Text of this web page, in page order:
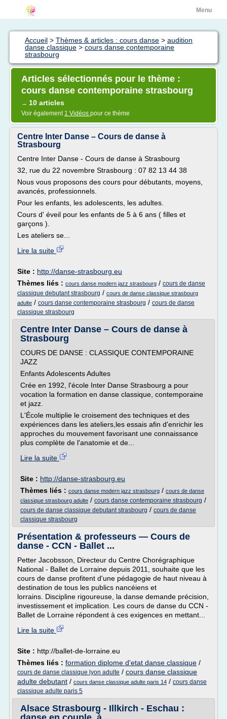
Menu
Accueil > Thèmes & articles : cours danse > audition
danse classique > cours danse contemporaine
strasbourg
Articles sélectionnés pour le thème :
cours danse contemporaine strasbourg
→ 10 articles
Voir également 1 Vidéos pour ce thème
Centre Inter Danse – Cours de danse à
Strasbourg
Centre Inter Danse - Cours de danse à Strasbourg
32, rue du 22 novembre Strasbourg : 07 82 13 44 38
Nous vous proposons des cours pour débutants, moyens,
avancés, professionnels.
Pour les enfants, les adolescents, les adultes.
Cours d' éveil pour les enfants de 5 à 6 ans ( filles et
garçons ).
Les ateliers se...
Lire la suite
Site : http://danse-strasbourg.eu
Thèmes liés : cours danse modern jazz strasbourg / cours de danse
classique debutant strasbourg / cours de danse classique strasbourg
adulte / cours danse contemporaine strasbourg / cours de danse
classique strasbourg
Centre Inter Danse – Cours de danse à
Strasbourg
COURS DE DANSE : CLASSIQUE CONTEMPORAINE
JAZZ
Enfants Adolescents Adultes
Crée en 1992, l'école Inter Danse Strasbourg a pour
vocation la formation en danse classique, contemporaine
et jazz.
L'École multiplie le croisement des techniques et des
expériences dans les ateliers,les essais afin d'enrichir les
approches du mouvement favorisant une connaissance
plus complète de l'anatomie et de...
Lire la suite
Site : http://danse-strasbourg.eu
Thèmes liés : cours danse modern jazz strasbourg / cours de danse
classique strasbourg adulte / cours danse contemporaine strasbourg /
cours de danse classique debutant strasbourg / cours de danse
classique strasbourg
Présentation & professeurs — Cours de
danse - CCN - Ballet ...
Petter Jacobsson, Directeur du Centre Chorégraphique
National - Ballet de Lorraine depuis 2011, souhaite que les
cours de danse profitent d'une pédagogie de haut niveau à
destination de tous les publics nancéiens et
lorrains. Discipline rigoureuse, la danse demande précision,
investissement et implication. Les cours de danse du CCN -
Ballet de Lorraine répondent à ces exigences en mettant...
Lire la suite
Site : http://ballet-de-lorraine.eu
Thèmes liés : formation diplome d'etat danse classique /
cours de danse classique lyon adulte / cours danse classique
adulte debutant / cours danse classique adulte paris 14 / cours danse
classique adulte paris 5
Alsace Strasbourg - Illkirch - Eschau :